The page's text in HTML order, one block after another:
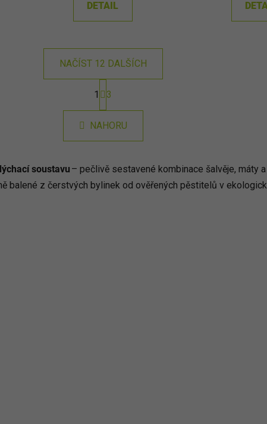
DETAIL
O
v
l
á
a
c
í
NAČÍST 12 DALŠÍCH
t
r
á
n
k
v
á
n
1 3
NAHORU
soustavu – pečlivě sestavené kombinace šalvěje, máty
balené z čerstvých bylinek od ověřených pěstitelů v